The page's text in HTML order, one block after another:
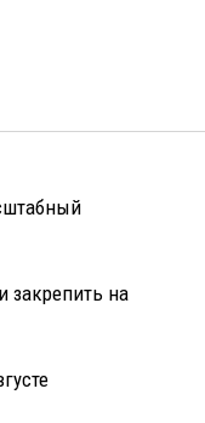
закрепить на